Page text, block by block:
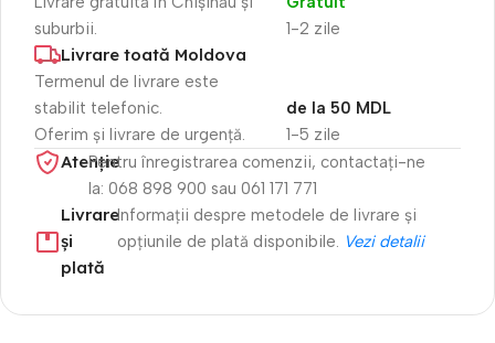
suburbii.
1-2 zile
Livrare toată Moldova
Termenul de livrare este
stabilit telefonic.
Oferim și livrare de urgență.
1-5 zile
de la 50 MDL
Atenție​Pentru înregistrarea comenzii, contactați-ne
la: 068 898 900 sau 061 171 771
Livrare
și
plată
Informații despre metodele de livrare și
opțiunile de plată disponibile. Vezi detalii